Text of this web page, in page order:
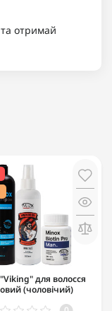
отримай
для волосся
(чоловічий)